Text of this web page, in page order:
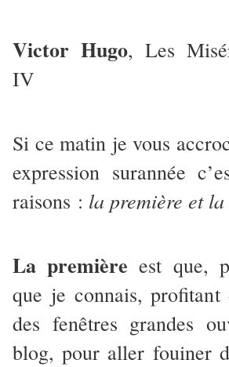
Victor Hugo, Les
IV
Si ce matin je vous
expression surannée
raisons : la première et la
La première est que,
que je connais, profitant
des fenêtres grandes
blog, pour aller fouiner